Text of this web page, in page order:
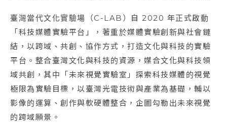
臺灣當代文化實驗場（C-LAB）自 2020 年正式啟動
「科技媒體實驗平台」，著重於媒體實驗創新與社會鏈
結，以跨域、共創、協作方式，打造文化與科技的實驗
平台。整合臺灣文化與科技的資源，媒合文化與科技領
域共創，其中「未來視覺實驗室」探索科技媒體的視覺
極限為實驗目標，以臺灣光電技術與產業為基礎，輔以
影像的運算、創作與軟硬體整合，企圖勾勒出未來視覺
的跨域願景。